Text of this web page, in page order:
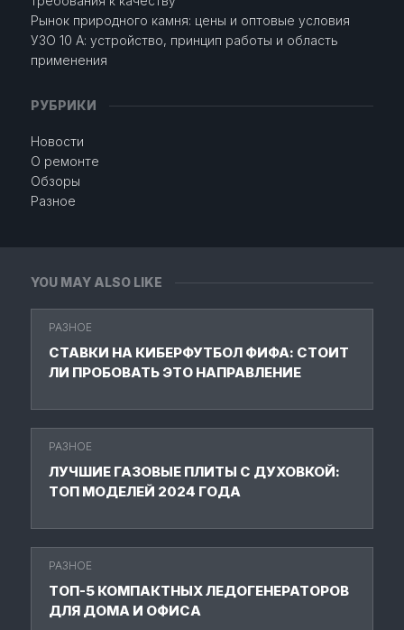
YOU MAY ALSO LIKE
РАЗНОЕ
СТАВКИ НА КИБЕРФУТБОЛ ФИФА: СТОИТ
ЛИ ПРОБОВАТЬ ЭТО НАПРАВЛЕНИЕ
РАЗНОЕ
ЛУЧШИЕ ГАЗОВЫЕ ПЛИТЫ С ДУХОВКОЙ:
ТОП МОДЕЛЕЙ 2024 ГОДА
РАЗНОЕ
ТОП-5 КОМПАКТНЫХ ЛЕДОГЕНЕРАТОРОВ
ДЛЯ ДОМА И ОФИСА
Рынок природного камня: цены и оптовые условия
УЗО 10 А: устройство, принцип работы и область
применения
РУБРИКИ
Новости
О ремонте
Обзоры
Разное